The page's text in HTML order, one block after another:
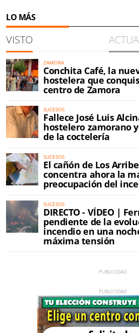
LO MÁS
VISTO
ZAMORA
Conchita Café, la
hostelera que
centro de Zamora
SUCESOS
Fallece José Luis
hostelero zamorano
de la coctelería
SUCESOS
El cañón de Los
concentra ahora la
preocupación del
SUCESOS
DIRECTO - VÍDEO |
pendiente de la
incendio en una
máxima tensión